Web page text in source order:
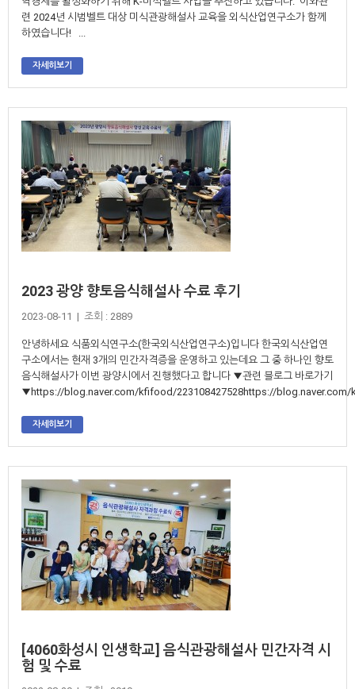
련 2024년 시범벨트 대상 미식관광해설사 교육을 외식산업연구소가 함께
하였습니다! ...
자세히보기
2023 광양 향토음식해설사 수료 후기
2023-08-11 | 조회 : 2889
안녕하세요 식품외식연구소(한국외식산업연구소)입니다 한국외식산업연
구소에서는 현재 3개의 민간자격증을 운영하고 있는데요 그 중 하나인 향토
음식해설사가 이번 광양시에서 진행했다고 합니다 ▼관련 블로그 바로가기
▼https://blog.naver.com/kfifood/223108427528https://blog.naver.com/
자세히보기
[4060화성시 인생학교] 음식관광해설사 민간자격 시
험 및 수료